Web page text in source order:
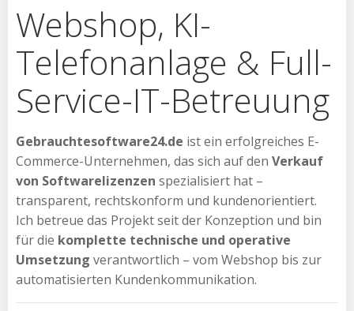
Webshop, KI-
Telefonanlage & Full-
Service-IT-Betreuung
Gebrauchtesoftware24.de ist ein erfolgreiches E-
Commerce-Unternehmen, das sich auf den Verkauf
von Softwarelizenzen spezialisiert hat –
transparent, rechtskonform und kundenorientiert.
Ich betreue das Projekt seit der Konzeption und bin
für die komplette technische und operative
Umsetzung verantwortlich – vom Webshop bis zur
automatisierten Kundenkommunikation.